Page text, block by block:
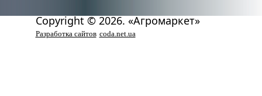
Copyright © 2026. «Агромаркет»
Разработка сайтов coda.net.ua